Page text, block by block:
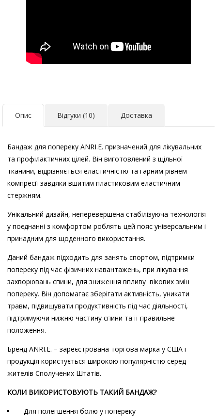
Опис Відгуки (10) Доставка
Бандаж для попереку ANRI.E. призначений для лікувальних
та профілактичних цілей. Він виготовлений з щільної
тканини, відрізняється еластичністю та гарним рівнем
компресії завдяки вшитим пластиковим еластичним
стержням.
Унікальний дизайн, неперевершена стабілізуюча технологія
у поєднанні з комфортом роблять цей пояс універсальним і
принадним для щоденного використання.
Даний бандаж підходить для занять спортом, підтримки
попереку під час фізичних навантажень, при лікування
захворювань спини, для зниження впливу вікових змін
попереку. Він допомагає зберігати активність, уникати
травм, підвищувати продуктивність під час діяльності,
підтримуючи нижню частину спини та її правильне
положення.
Бренд ANRI.E. – зареєстрована торгова марка у США і
продукція користується широкою популярністю серед
жителів Сполучених Штатів.
КОЛИ ВИКОРИСТОВУЮТЬ ТАКИЙ БАНДАЖ?
для полегшення болю у попереку